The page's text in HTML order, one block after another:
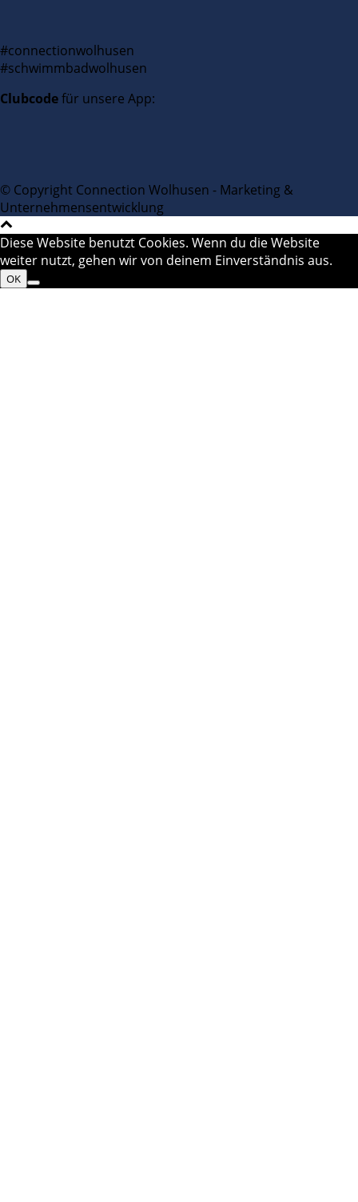
#connectionwolhusen
#schwimmbadwolhusen
Clubcodefür unsere App:
© Copyright Connection Wolhusen - Marketing &
Unternehmensentwicklung
Diese Website benutzt Cookies. Wenn du die Website
weiter nutzt, gehen wir von deinem Einverständnis aus.
OK